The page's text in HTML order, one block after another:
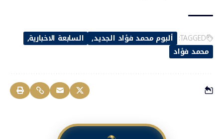
TAGGED: ألبوم محمد فؤاد الجديد
السابعة الاخبارية
محمد فؤاد